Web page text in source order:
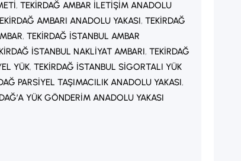
, TEKIRDAĞ AMBAR ILETIŞIM ANADOLU
AMBARI ANADOLU YAKASI, TEKIRDAĞ
, TEKIRDAĞ İSTANBUL AMBAR
İSTANBUL NAKLIYAT AMBARI, TEKIRDAĞ
YÜK, TEKIRDAĞ İSTANBUL SIGORTALI YÜK
PARSIYEL TAŞIMACILIK ANADOLU YAKASI
YÜK GÖNDERIM ANADOLU YAKASI